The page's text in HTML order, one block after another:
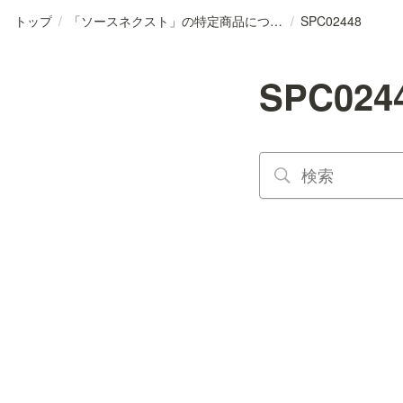
トップ / 「ソースネクスト」の特定商品について / SPC02448